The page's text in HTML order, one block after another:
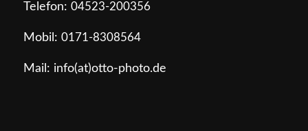
Telefon: 04523-200356
Mobil: 0171-8308564
Mail: info(at)otto-photo.de